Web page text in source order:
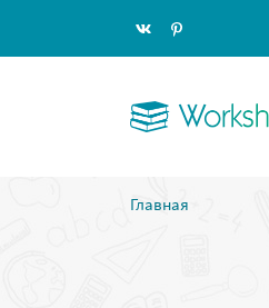
Главная